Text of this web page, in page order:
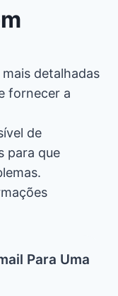
detalhadas
fornecer a
de
para que
Para Uma